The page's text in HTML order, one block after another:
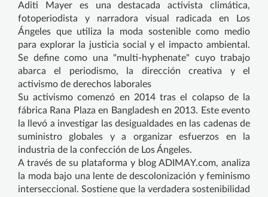
Aditi Mayer es una destacada activista climática,
fotoperiodista y narradora visual radicada en Los
Ángeles que utiliza la moda sostenible como medio
para explorar la justicia social y el impacto ambiental.
Se define como una "multi-hyphenate" cuyo trabajo
abarca el periodismo, la dirección creativa y el
activismo de derechos laborales
Su activismo comenzó en 2014 tras el colapso de la
fábrica Rana Plaza en Bangladesh en 2013. Este evento
la llevó a investigar las desigualdades en las cadenas de
suministro globales y a organizar esfuerzos en la
industria de la confección de Los Ángeles.
A través de su plataforma y blog ADIMAY.com, analiza
la moda bajo una lente de descolonización y feminismo
interseccional. Sostiene que la verdadera sostenibilidad